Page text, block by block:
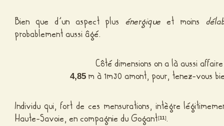
Bien que d’un aspect plusénergique et moins
probablement aussi âgé.
Côté dimensions on a là aussi
4,85 m à 1m30 amont, pour, tenez-vous
Individu qui, fort de ces mensurations, intègre
Haute-Savoie, en compagnie du Gogant[11].